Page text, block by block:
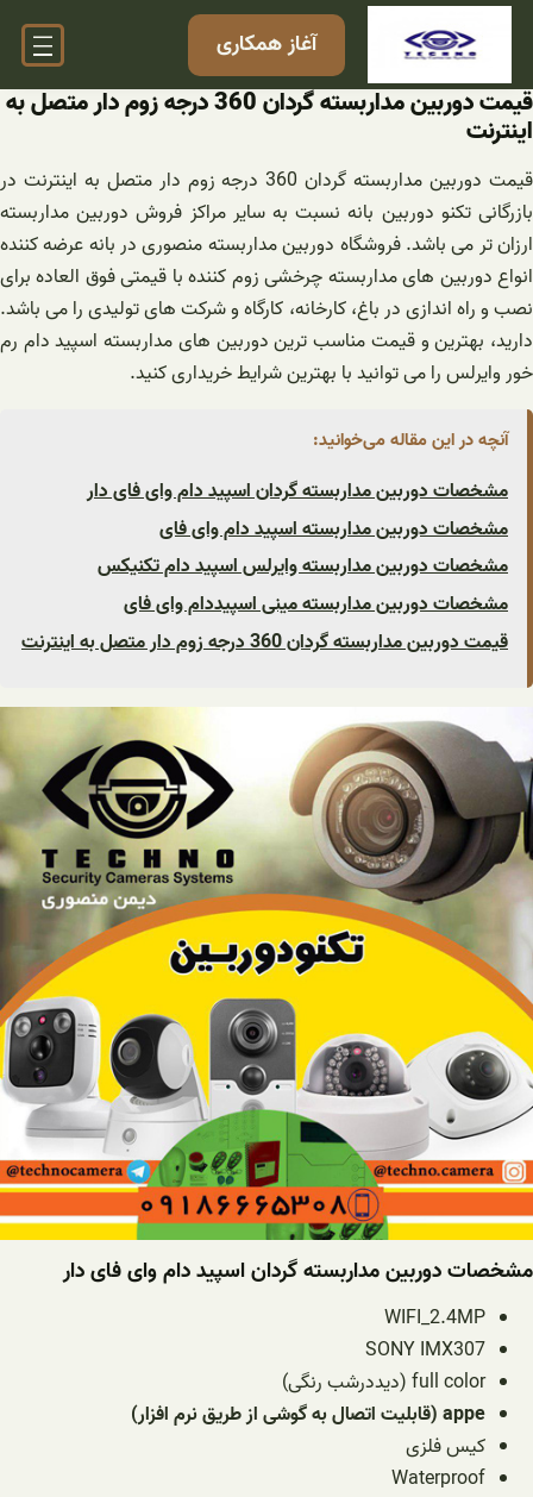
رفتن
آغاز همکاری
قیمت دوربین مداربسته گردان 360 درجه زوم دار متصل به
اینترنت
قیمت دوربین مداربسته گردان 360 درجه زوم دار متصل به اینترنت در
بازرگانی تکنو دوربین بانه نسبت به سایر مراکز فروش دوربین مداربسته
ارزان تر می باشد. فروشگاه دوربین مداربسته منصوری در بانه عرضه کننده
انواع دوربین های مداربسته چرخشی زوم کننده با قیمتی فوق العاده برای
نصب و راه اندازی در باغ، کارخانه، کارگاه و شرکت های تولیدی را می باشد.
دارید، بهترین و قیمت مناسب ترین دوربین های مداربسته اسپید دام رم
خور وایرلس را می توانید با بهترین شرایط خریداری کنید.
آنچه در این مقاله می‌خوانید:
مشخصات دوربین مداربسته گردان اسپید دام وای فای دار
مشخصات دوربین مداربسته اسپید دام وای فای
مشخصات دوربین مداربسته وایرلس اسپید دام تکنیکس
مشخصات دوربین مداربسته مینی اسپیددام وای فای
قیمت دوربین مداربسته گردان 360 درجه زوم دار متصل به اینترنت
مشخصات دوربین مداربسته گردان اسپید دام وای فای دار
WIFI_2.4MP
SONY IMX307
full color (دیددرشب رنگی)
appe (قابلیت اتصال به گوشی از طریق نرم افزار)
کیس فلزی
Waterproof